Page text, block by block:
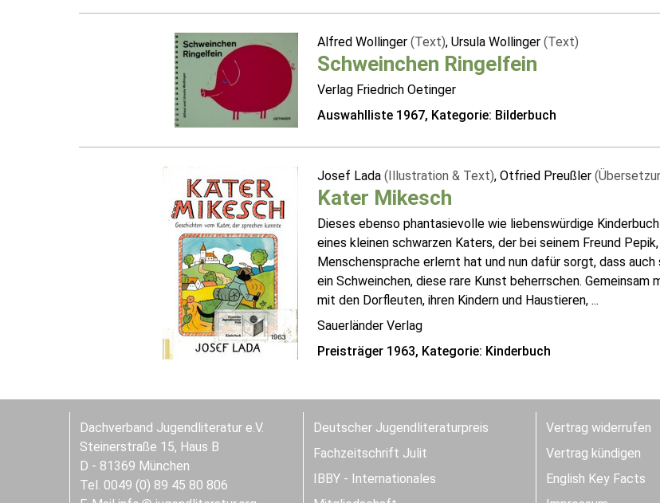
Alfred Wollinger (Text), Ursula Wollinger (Text)
Schweinchen Ringelfein
Verlag Friedrich Oetinger
Auswahlliste 1967, Kategorie: Bilderbuch
Josef Lada (Illustration & Text), Otfried Preußler
Kater Mikesch
Dieses ebenso phantasievolle wie liebenswürdige
eines kleinen schwarzen Katers, der bei seinem Freund
Menschensprache erlernt hat und nun dafür sorgt, dass
ein Schweinchen, diese rare Kunst beherrschen.
mit den Dorfleuten, ihren Kindern und Haustieren, ...
Sauerländer Verlag
Preisträger 1963, Kategorie: Kinderbuch
Dachverband Jugendliteratur e.V.
Steinerstraße 15, Haus B
D - 81369 München
Tel. 0049 (0) 89 45 80 806
Deutscher Jugendliteraturpreis
Fachzeitschrift Julit
IBBY - Internationales
Vertrag widerrufen
Vertrag kündigen
English Key Facts